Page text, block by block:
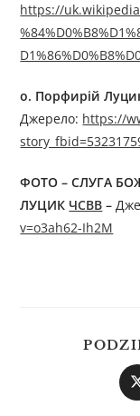
https://
о. Порфирій
Джерелo: https://
ФОТО –СЛУГА
ЛУЦИК ЧСВВ –
v=o3ah62-Ih2M